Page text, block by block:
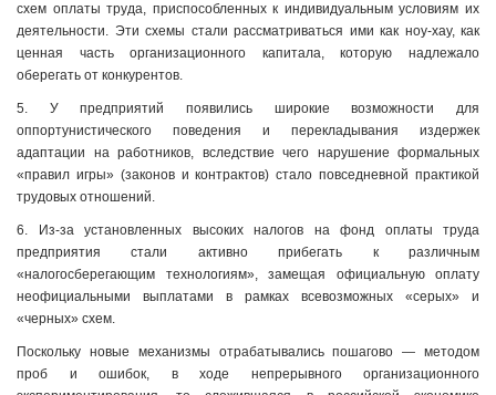
схем оплаты труда, приспособленных к индивидуальным условиям их
деятельности. Эти схемы стали рассматриваться ими как ноу-хау, как
ценная часть организационного капитала, которую надлежало
оберегать от конкурентов.
5. У предприятий появились широкие возможности для
оппортунистического поведения и перекладывания издержек
адаптации на работников, вследствие чего нарушение формальных
«правил игры» (законов и контрактов) стало повседневной практикой
трудовых отношений.
6. Из-за установленных высоких налогов на фонд оплаты труда
предприятия стали активно прибегать к различным
«налогосберегающим технологиям», замещая официальную оплату
неофициальными выплатами в рамках всевозможных «серых» и
«черных» схем.
Поскольку новые механизмы отрабатывались пошагово — методом
проб и ошибок, в ходе непрерывного организационного